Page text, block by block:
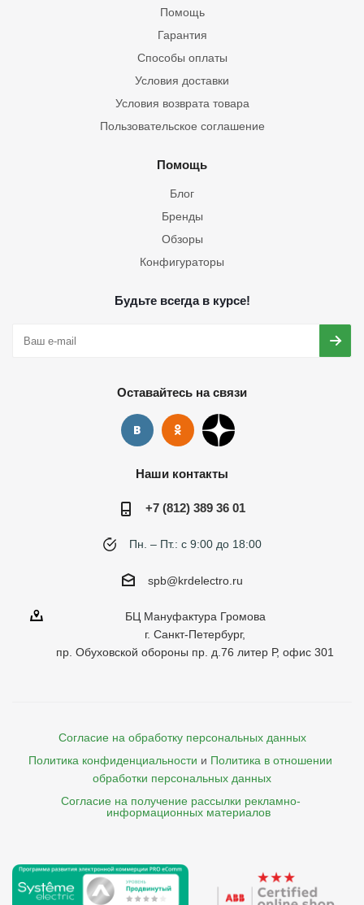
Помощь
Гарантия
Способы оплаты
Условия доставки
Условия возврата товара
Пользовательское соглашение
Помощь
Блог
Бренды
Обзоры
Конфигураторы
Будьте всегда в курсе!
Оставайтесь на связи
Наши контакты
+7 (812) 389 36 01
Пн. – Пт.: с 9:00 до 18:00
spb@krdelectro.ru
БЦ Мануфактура Громова
г. Санкт-Петербург,
пр. Обуховской обороны пр. д.76 литер Р, офис 301
Согласие на обработку персональных данных
Политика конфиденциальности и Политика в отношении
обработки персональных данных
Согласие на получение рассылки рекламно-
    информационных материалов